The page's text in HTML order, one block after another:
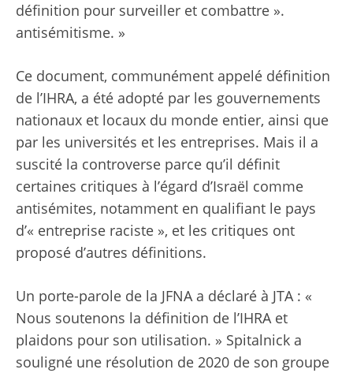
définition pour surveiller et combattre ».
antisémitisme. »
Ce document, communément appelé définition
de l’IHRA, a été adopté par les gouvernements
nationaux et locaux du monde entier, ainsi que
par les universités et les entreprises. Mais il a
suscité la controverse parce qu’il définit
certaines critiques à l’égard d’Israël comme
antisémites, notamment en qualifiant le pays
d’« entreprise raciste », et les critiques ont
proposé d’autres définitions.
Un porte-parole de la JFNA a déclaré à JTA : «
Nous soutenons la définition de l’IHRA et
plaidons pour son utilisation. » Spitalnick a
souligné une résolution de 2020 de son groupe